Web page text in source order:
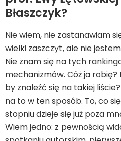
Błaszczyk?
Nie wiem, nie zastanawiam
wielki zaszczyt, ale nie
Nie znam się na tych
mechanizmów. Cóż ja robię?
by znaleźć się na takiej
na to w ten sposób. To, co
stopniu dzieje się już poza
Wiem jedno: z pewnością